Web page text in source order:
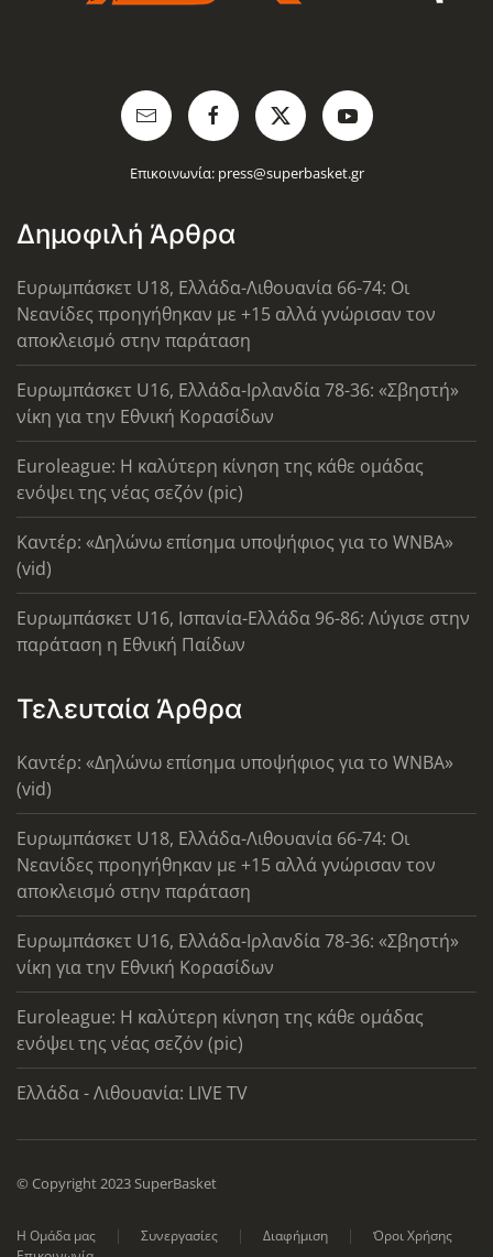
Επικοινωνία: press@superbasket.gr
Δημοφιλή Άρθρα
Ευρωμπάσκετ U18, Ελλάδα-Λιθουανία 66-74: Οι
Νεανίδες προηγήθηκαν με +15 αλλά γνώρισαν τον
αποκλεισμό στην παράταση
Ευρωμπάσκετ U16, Ελλάδα-Ιρλανδία 78-36: «Σβηστή»
νίκη για την Εθνική Κορασίδων
Euroleague: Η καλύτερη κίνηση της κάθε ομάδας
ενόψει της νέας σεζόν (pic)
Καντέρ: «Δηλώνω επίσημα υποψήφιος για το WNBA»
(vid)
Ευρωμπάσκετ U16, Ισπανία-Ελλάδα 96-86: Λύγισε στην
παράταση η Εθνική Παίδων
Τελευταία Άρθρα
Καντέρ: «Δηλώνω επίσημα υποψήφιος για το WNBA»
(vid)
Ευρωμπάσκετ U18, Ελλάδα-Λιθουανία 66-74: Οι
Νεανίδες προηγήθηκαν με +15 αλλά γνώρισαν τον
αποκλεισμό στην παράταση
Ευρωμπάσκετ U16, Ελλάδα-Ιρλανδία 78-36: «Σβηστή»
νίκη για την Εθνική Κορασίδων
Euroleague: Η καλύτερη κίνηση της κάθε ομάδας
ενόψει της νέας σεζόν (pic)
Ελλάδα - Λιθουανία: LIVE TV
© Copyright 2023 SuperBasket
Η Ομάδα μας Συνεργασίες Διαφήμιση
Όροι Χρήσης